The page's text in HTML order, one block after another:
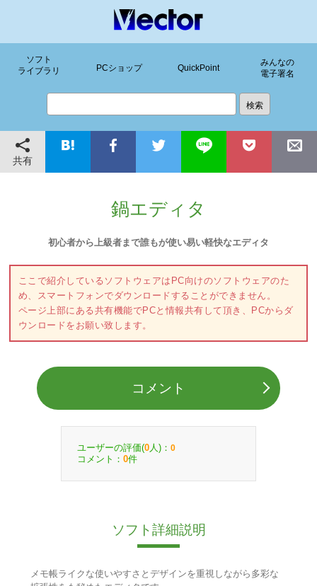
ソフト
ライブラリ
PCショップ QuickPoint
みんなの
電子署名
共有
鍋エディタ
初心者から上級者まで誰もが使い易い軽快なエディタ
ここで紹介しているソフトウェアはPC向けのソフトウェアのた
め、スマートフォンでダウンロードすることができません。
ページ上部にある共有機能でPCと情報共有して頂き、PCからダ
ウンロードをお願い致します。
コメント
ユーザーの評価(0 人)： 0
コメント： 0件
ソフト詳細説明
メモ帳ライクな使いやすさとデザインを重視しながら多彩な